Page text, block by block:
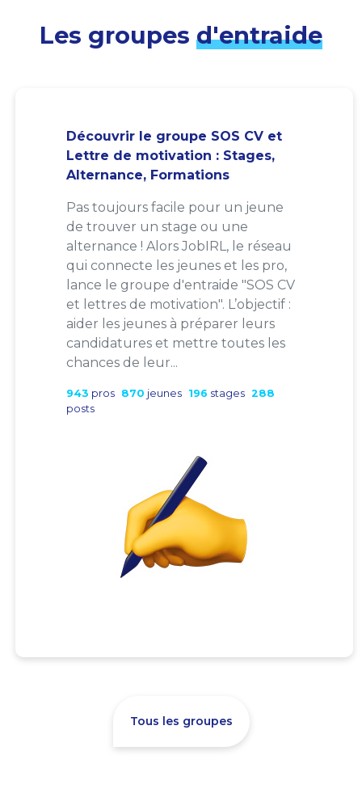
Les groupes d'entraide
Découvrir le groupe SOS CV et
Lettre de motivation : Stages,
Alternance, Formations
Pas toujours facile pour un jeune
de trouver un stage ou une
alternance ! Alors JobIRL, le réseau
qui connecte les jeunes et les pro,
lance le groupe d'entraide "SOS CV
et lettres de motivation". L’objectif :
aider les jeunes à préparer leurs
candidatures et mettre toutes les
chances de leur...
943 pros 870 jeunes 196 stages 288
posts
Tous les groupes